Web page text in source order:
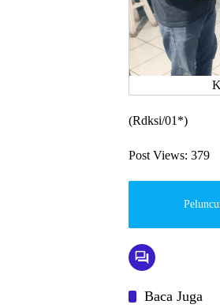
(Rdksi/01*)
Post Views: 379
Baca Juga
Headline